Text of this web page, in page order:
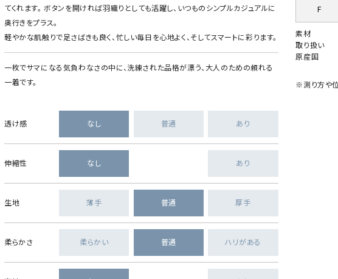
てくれます。 ボタンを開ければ羽織りとしても活躍し、いつものシンプルカジュアルに
奥行きをプラス。
軽やかな肌触りで足さばきも良く、忙しい毎日を心地よく、そしてスマートに彩ります。
一枚でサマになる気負わなさの中に、洗練された品格が漂う、大人のための頼れる
一着です。
透け感 なし 普通 あり
伸縮性 なし あり
生地 薄手 普通 厚手
柔らかさ 柔らかい 普通 ハリがある
F
素材
取り扱い
原産国
※測り方や位